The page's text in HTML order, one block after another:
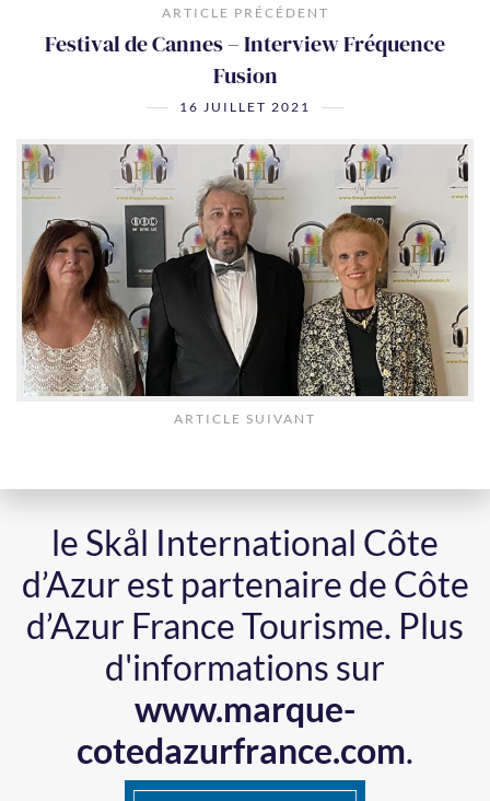
ARTICLE PRÉCÉDENT
Festival de Cannes – Interview Fréquence
Fusion
16 JUILLET 2021
ARTICLE SUIVANT
le Skål International Côte
d’Azur est partenaire de Côte
d’Azur France Tourisme. Plus
d'informations sur
www.marque-
cotedazurfrance.com.